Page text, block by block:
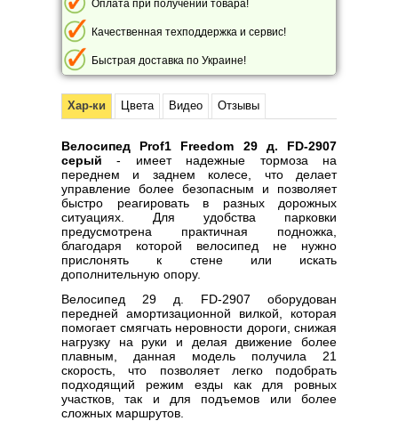
Оплата при получении товара!
Качественная техподдержка и сервис!
Быстрая доставка по Украине!
Хар-ки Цвета Видео Отзывы
Велосипед Prof1 Freedom 29 д. FD-2907
серый - имеет надежные тормоза на
переднем и заднем колесе, что делает
управление более безопасным и позволяет
быстро реагировать в разных дорожных
ситуациях. Для удобства парковки
предусмотрена практичная подножка,
благодаря которой велосипед не нужно
прислонять к стене или искать
дополнительную опору.
Велосипед 29 д. FD-2907 оборудован
передней амортизационной вилкой, которая
помогает смягчать неровности дороги, снижая
нагрузку на руки и делая движение более
плавным, данная модель получила 21
скорость, что позволяет легко подобрать
подходящий режим езды как для ровных
участков, так и для подъемов или более
сложных маршрутов.